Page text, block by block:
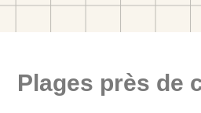
Plages près de